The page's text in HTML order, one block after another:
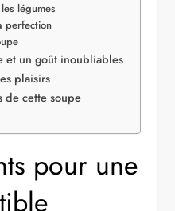
légumes
perfection
et un goût inoubliables
plaisirs
de cette soupe
pour une